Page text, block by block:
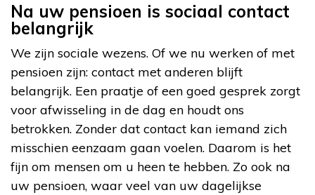
Na uw pensioen is sociaal contact
belangrijk
We zijn sociale wezens. Of we nu werken of met
pensioen zijn: contact met anderen blijft
belangrijk. Een praatje of een goed gesprek zorgt
voor afwisseling in de dag en houdt ons
betrokken. Zonder dat contact kan iemand zich
misschien eenzaam gaan voelen. Daarom is het
fijn om mensen om u heen te hebben. Zo ook na
uw pensioen, waar veel van uw dagelijkse